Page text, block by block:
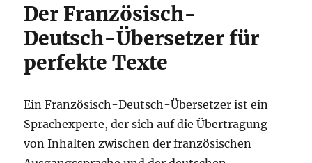
Der Französisch-
Deutsch-Übersetzer für
perfekte Texte
Ein Französisch-Deutsch-Übersetzer ist ein
Sprachexperte, der sich auf die Übertragung
von Inhalten zwischen der französischen